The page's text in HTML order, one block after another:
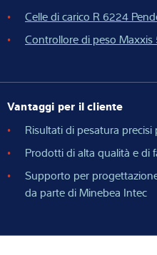
Celle di carico R 6224
Controllore di peso Maxxis
Vantaggi per il cliente
Risultati di pesatura
Prodotti di alta qualità e di
Supporto per
da parte di Minebea Intec